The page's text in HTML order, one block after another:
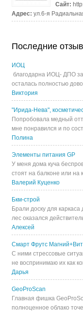
Сайт:
Адрес:ул.6-я
Последние
ИОЦ
благодарна ИОЦ- ДПО за
осталась полностью
Виктория
"Ирида-Нева",
Попробовала медный
мне понравился и по
Полина
Элементы питания GP
У меня дома куча
стоят на балконе или на
Валерий Куценко
Бкм-строй
Брали доску для
лес оказался
Алексей
Смарт Фрутс
С ними стрессовые
не воспринимаю их как
Дарья
GeoProScan
Главная фишка
полноценное облако